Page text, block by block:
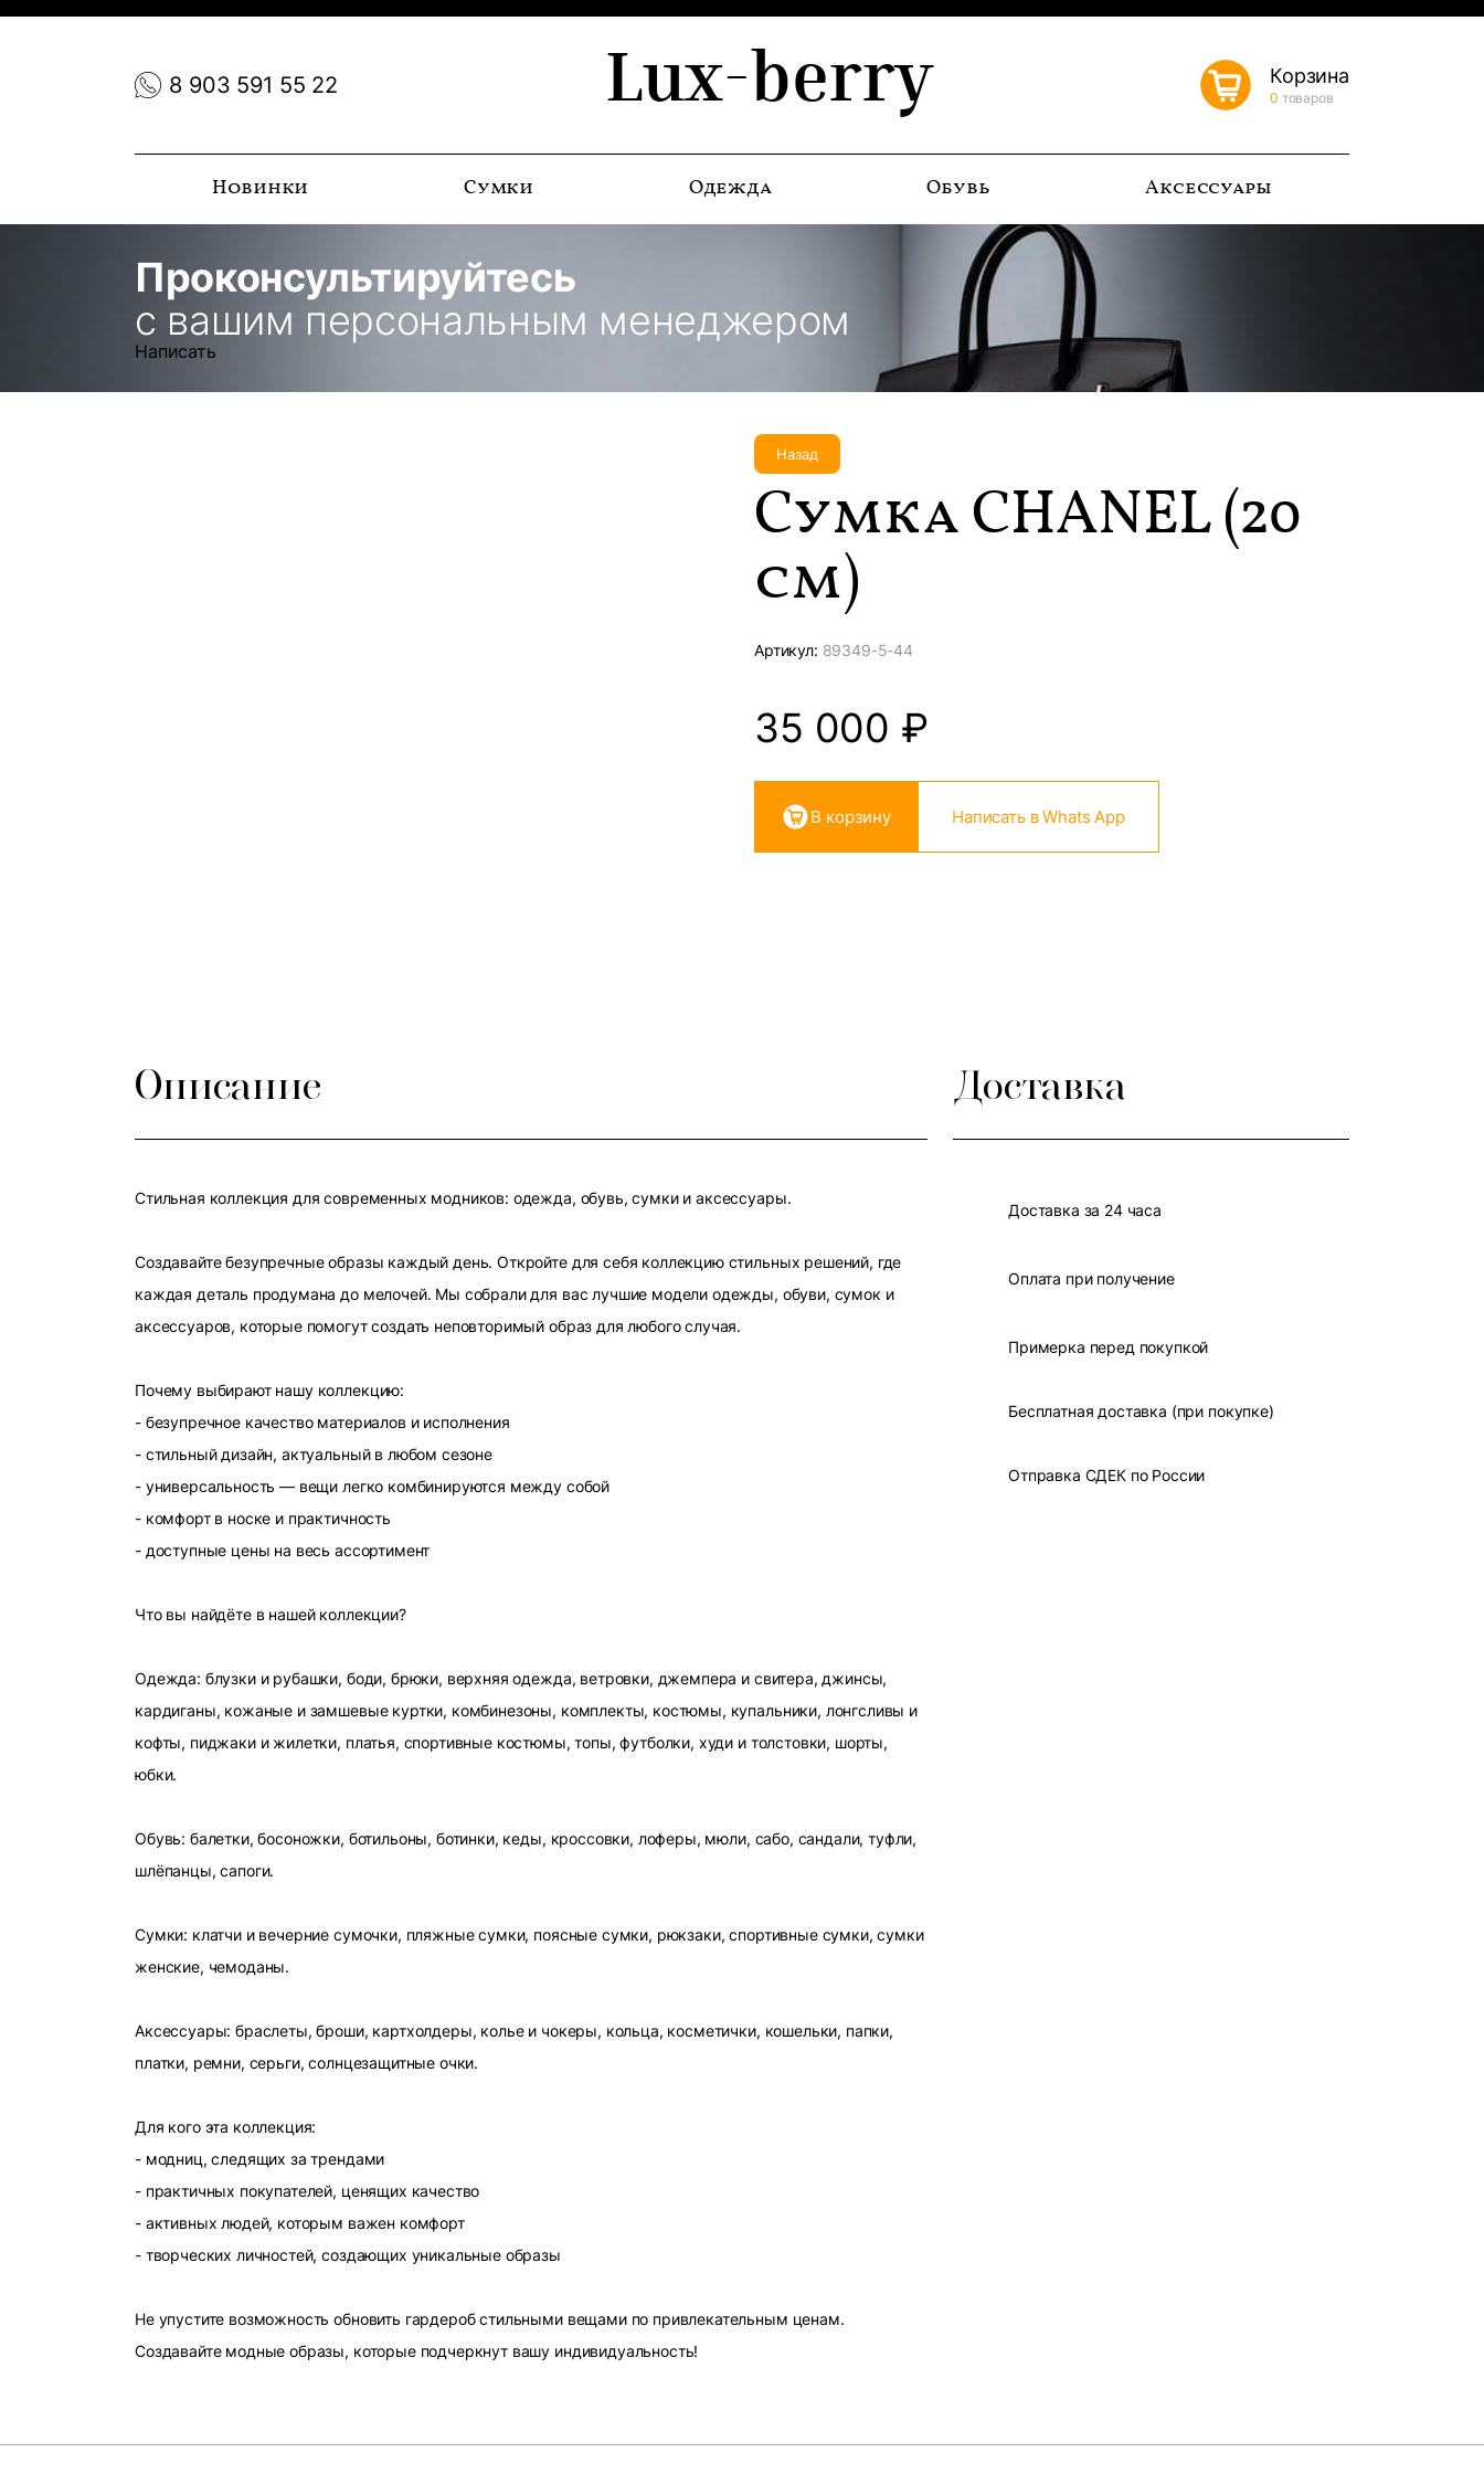
8 903 591 55 22 Lux-berry Корзина
0 товаров
Новинки Сумки Одежда Обувь Аксессуары
Проконсультируйтесь
с вашим персональным менеджером
Написать
Назад
Сумка CHANEL (20
см)
Артикул: 89349-5-44
35 000 ₽
В корзину Написать в Whats App
Описание
Стильная коллекция для современных модников: одежда, обувь, сумки и аксессуары.
Создавайте безупречные образы каждый день. Откройте для себя коллекцию стильных решений, где
каждая деталь продумана до мелочей. Мы собрали для вас лучшие модели одежды, обуви, сумок и
аксессуаров, которые помогут создать неповторимый образ для любого случая.
Почему выбирают нашу коллекцию:
- безупречное качество материалов и исполнения
- стильный дизайн, актуальный в любом сезоне
- универсальность — вещи легко комбинируются между собой
- комфорт в носке и практичность
- доступные цены на весь ассортимент
Что вы найдёте в нашей коллекции?
Одежда: блузки и рубашки, боди, брюки, верхняя одежда, ветровки, джемпера и свитера, джинсы,
кардиганы, кожаные и замшевые куртки, комбинезоны, комплекты, костюмы, купальники, лонгсливы и
кофты, пиджаки и жилетки, платья, спортивные костюмы, топы, футболки, худи и толстовки, шорты,
юбки.
Обувь: балетки, босоножки, ботильоны, ботинки, кеды, кроссовки, лоферы, мюли, сабо, сандали, туфли,
шлёпанцы, сапоги.
Сумки: клатчи и вечерние сумочки, пляжные сумки, поясные сумки, рюкзаки, спортивные сумки, сумки
женские, чемоданы.
Аксессуары: браслеты, броши, картхолдеры, колье и чокеры, кольца, косметички, кошельки, папки,
платки, ремни, серьги, солнцезащитные очки.
Для кого эта коллекция:
- модниц, следящих за трендами
- практичных покупателей, ценящих качество
- активных людей, которым важен комфорт
- творческих личностей, создающих уникальные образы
Не упустите возможность обновить гардероб стильными вещами по привлекательным ценам.
Создавайте модные образы, которые подчеркнут вашу индивидуальность!
Доставка
Доставка за 24 часа
Оплата при получение
Примерка перед покупкой
Бесплатная доставка (при покупке)
Отправка СДЕК по России